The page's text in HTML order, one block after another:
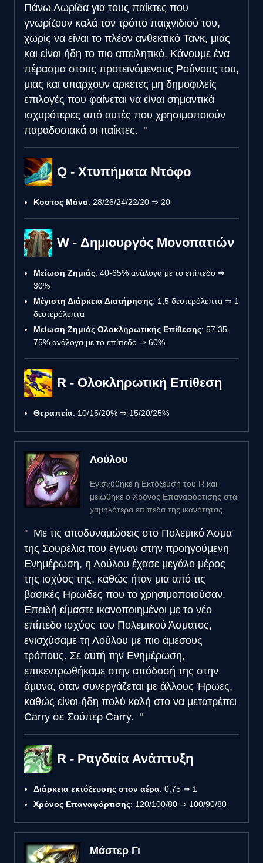
Πάνω Λωρίδα για τους παίκτες που
γνωρίζουν καλά τον τρόπο παιχνιδιού του,
χωρίς να είναι το πλέον ανθεκτικό Τανκ, μιας
και είναι ήδη το πιο απειλητικό. Κάνουμε ένα
πέρασμα στους προτεινόμενους Ρούνους του,
μιας και υπάρχουν αρκετές μη δημοφιλείς
επιλογές που φαίνεται να είναι σημαντικά
ισχυρότερες από αυτές που χρησιμοποιούν
παραδοσιακά οι παίκτες.
Q - Χτυπήματα Ντόφο
Κόστος Μάνα: 28/26/24/22/20 ⇒ 20
W - Δημιουργός Μονοπατιών
Μείωση Ζημιάς: 40-65% ανάλογα με το επίπεδο ⇒
30%
Μέγιστη Διάρκεια Διατήρησης: 1,5 δευτερόλεπτα ⇒ 1
δευτερόλεπτα
Μείωση Ζημιάς Ολοκληρωτικής Επίθεσης: 57,35-
75% ανάλογα με το επίπεδο ⇒ 60%
R - Ολοκληρωτική Επίθεση
Θεραπεία: 10/15/20% ⇒ 15/20/25%
Λούλου
Ενισχύθηκε η Εκτόξευση του R και
μειώθηκε ο Χρόνος Επαναφόρτισης στα
χαμηλότερα επίπεδα της ικανότητας.
Με τις αποδυναμώσεις στο Πολεμικό Άσμα
της Σουρέλια που έγιναν στην προηγούμενη
Ενημέρωση, η Λούλου έχασε μεγάλο μέρος
της ισχύος της, καθώς ήταν μια από τις
βασικές Ηρωίδες που το χρησιμοποιούσαν.
Επειδή είμαστε ικανοποιημένοι με το νέο
επίπεδο ισχύος του Πολεμικού Άσματος,
ενισχύσαμε τη Λούλου με πιο άμεσους
τρόπους. Σε αυτή την Ενημέρωση,
επικεντρωθήκαμε στην απόδοσή της στην
άμυνα, όταν συνεργάζεται με άλλους Ήρωες,
καθώς είναι ήδη πολύ καλή στο να μετατρέπει
Carry σε Σούπερ Carry.
R - Ραγδαία Ανάπτυξη
Διάρκεια εκτόξευσης στον αέρα: 0,75 ⇒ 1
Χρόνος Επαναφόρτισης: 120/100/80 ⇒ 100/90/80
Μάστερ Γι